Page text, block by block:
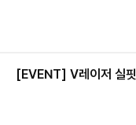
[EVENT] V레이저 실